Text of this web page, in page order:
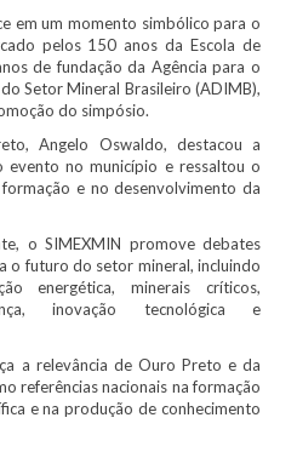
em um momento simbólico para o
pelos 150 anos da Escola de
de fundação da Agência para o
Setor Mineral Brasileiro (ADIMB),
do simpósio.
Angelo Oswaldo, destacou a
evento no município e ressaltou o
e no desenvolvimento da
o SIMEXMIN promove debates
o futuro do setor mineral, incluindo
energética, minerais críticos,
inovação tecnológica e
a relevância de Ouro Preto e da
referências nacionais na formação
e na produção de conhecimento